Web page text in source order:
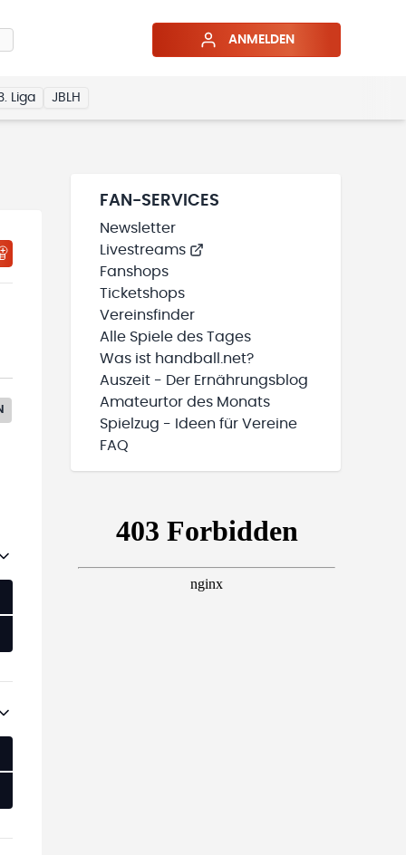
ANMELDEN
Liga JBLH
FAN-SERVICES
Newsletter
Livestreams
Fanshops
Ticketshops
Vereinsfinder
Alle Spiele des Tages
Was ist handball.net?
Auszeit - Der Ernährungsblog
Amateurtor des Monats
Spielzug - Ideen für Vereine
FAQ